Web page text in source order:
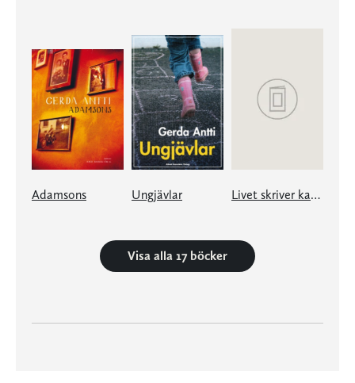
Adamsons Ungjävlar Livet skriver kapitel
Visa alla 17 böcker